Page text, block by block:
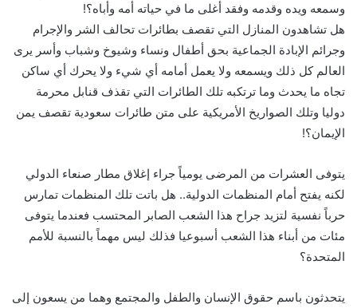
وسمعه ويده وقدمه وفقد أغلى ما في حياته أمه وأباه؟!
هل تشاهدون المنازل التي تقصف بطائرات تحالف الشر والإجرام
وجرائم الإبادة الجماعية بحق أطفال ونساء وشيوخ وشباب وأسر يرى
العالم كل ذلك ويسمعه ولا يعمل أمامه أي شيء ولا يحرك أي ساكن
تجاه ما يحدث وما ترتكبه تلك الطائرات التي تقذف قنابل محرمة
دوليا وتلك الصواريخ الأمريكية على متن طائرات سعودية تقصف يمن
الإيمان؟!
يتوفى العشرات من المرضى يومياً جراء إغلاق مطار صنعاء الدولي
لكنه يفتح أمام المنظمات الدولية.. هل باتت تلك المنظمات تمارس
حرباً نفسية لتزيد جراح هذا الشعب الصابر المحتسب فعندما يتوفى
مئات من أبناء هذا الشعب أسبوعيا فذلك ليس مهماً بالنسبة للأمم
المتحدة؟
يتحدثون باسم حقوق الإنسان والطفل والمجتمع وهما من يسعون إلى